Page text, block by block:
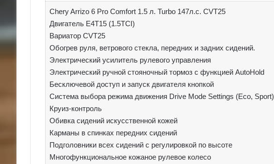
Chery Arrizo 6 Pro Comfort 1.5 л. Turbo 147л.с. CVT25
Двигатель E4T15 (1.5TCI)
Вариатор CVT25
Обогрев руля, ветрового стекла, передних и задних сидений.
Электрический усилитель рулевого управления
Электрический ручной стояночный тормоз с функцией AutoHold
Бесключевой доступ и запуск двигателя кнопкой
Система выбора режима движения Drive Mode Settings (Eco, Sport)
Круиз-контроль
Обивка сидений искусственной кожей
Карманы в спинках передних сидений
Подголовники всех сидений с регулировкой по высоте
Многофункциональное кожаное рулевое колесо